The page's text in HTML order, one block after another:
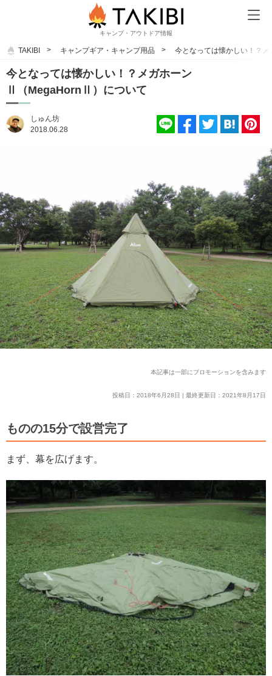
キャンプ・アウトドア情報
TAKIBI キャンプギア・キャンプ用品 今となっては懐かしい！？
今となっては懐かしい！？メガホーン
Ⅱ（MegaHornⅡ）について
しゅん坊
2018.06.28
本記事は一部にプロモーションを含みます
投稿日：2018年6月28日 | 最終更新日：2021年8月17日
ものの15分で設営完了
まず、幕を広げます。